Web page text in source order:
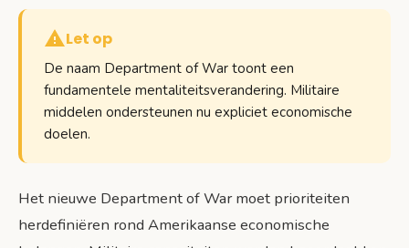
Let op
De naam Department of War toont een
fundamentele mentaliteitsverandering. Militaire
middelen ondersteunen nu expliciet economische
doelen.
Het nieuwe Department of War moet prioriteiten
herdefiniëren rond Amerikaanse economische